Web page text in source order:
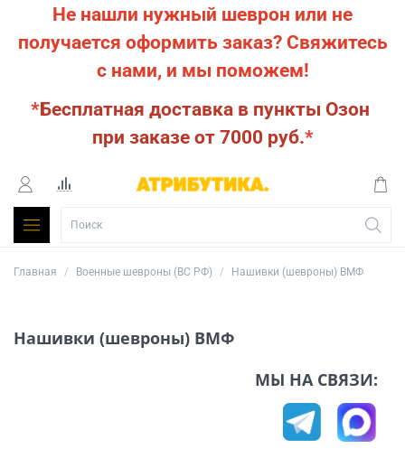
Не нашли нужный шеврон или не
получается оформить заказ? Свяжитесь
с нами, и мы поможем!
*Бесплатная доставка в пункты Озон
при заказе от 7000 руб.*
Главная Военные шевроны (ВС РФ) Нашивки (шевроны) ВМФ
Нашивки (шевроны) ВМФ
МЫ НА СВЯЗИ: